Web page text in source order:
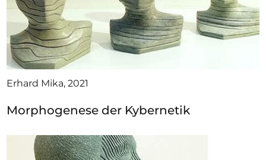
Erhard Mika, 2021
Morphogenese der Kybernetik